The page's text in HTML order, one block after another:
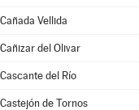
Cañada Vellida
Cañizar del Olivar
Cascante del Río
Castejón de Tornos